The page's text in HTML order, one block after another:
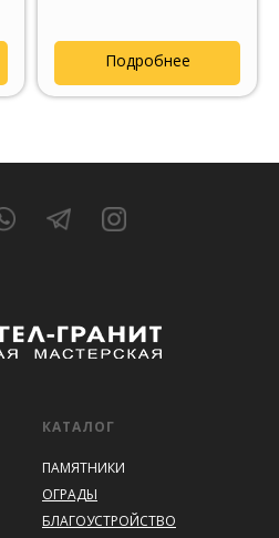
Подробнее
КАТАЛОГ
ПАМЯТНИКИ
ОГРАДЫ
БЛАГОУСТРОЙСТВО